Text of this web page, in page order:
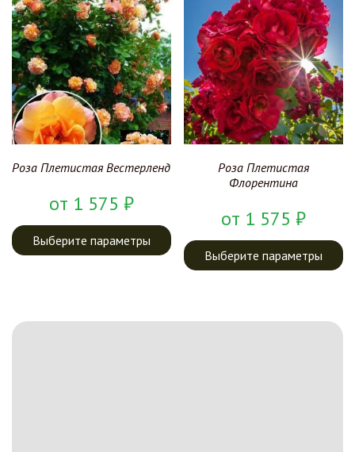
Роза Плетистая Вестерленд
от 1 575 ₽
Выберите параметры
Роза Плетистая
Флорентина
от 1 575₽
Выберите параметры